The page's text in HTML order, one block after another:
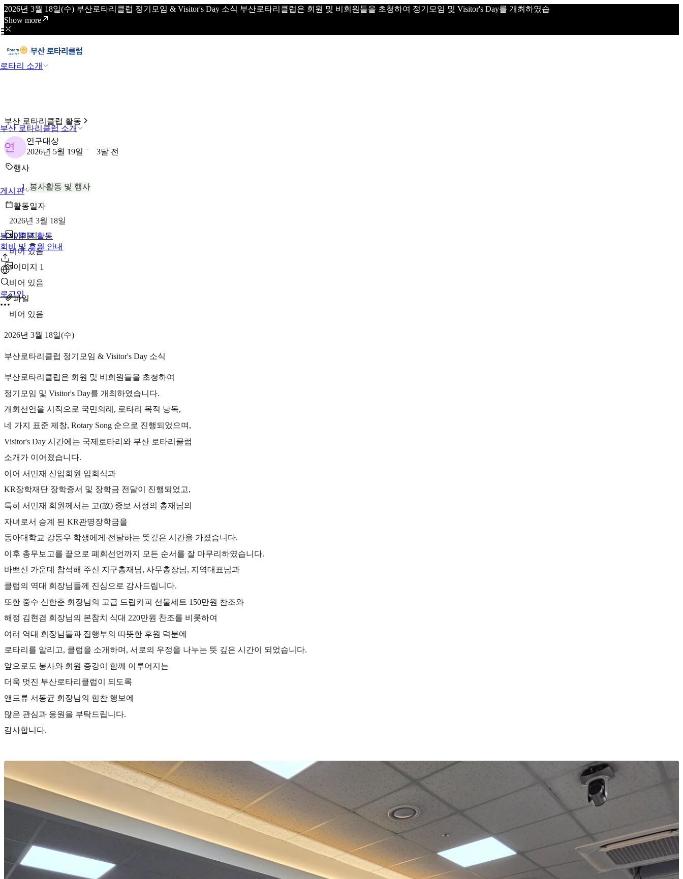
2026년 3월 18일(수) 부산로타리클럽 정기모임 & Visitor's Day 소식 부산로타리클럽은 회원 및 비회원들을 초청하여 정기모임 및 Visitor's Day를 개최하였습
Show more
로타리 소개
부산 로타리클럽 소개
게시판
봉사/후원 활동
회비 및 후원 안내
로그인
부산 로타리클럽 활동
연
연구대상
2026년 5월 19일
3달 전
행사
봉사활동 및 행사
활동일자
2026년 3월 18일
이미지
비어 있음
이미지 1
비어 있음
파일
비어 있음
2026년 3월 18일(수)
부산로타리클럽 정기모임 & Visitor's Day 소식
부산로타리클럽은 회원 및 비회원들을 초청하여
정기모임 및 Visitor's Day를 개최하였습니다.
개회선언을 시작으로 국민의례, 로타리 목적 낭독,
네 가지 표준 제창, Rotary Song 순으로 진행되었으며,
Visitor's Day 시간에는 국제로타리와 부산 로타리클럽
소개가 이어졌습니다.
이어 서민재 신입회원 입회식과
KR장학재단 장학증서 및 장학금 전달이 진행되었고,
특히 서민재 회원께서는 고(故) 중보 서정의 총재님의
자녀로서 승계 된 KR관명장학금을
동아대학교 강동우 학생에게 전달하는 뜻깊은 시간을 가졌습니다.
이후 총무보고를 끝으로 폐회선언까지 모든 순서를 잘 마무리하였습니다.
바쁘신 가운데 참석해 주신 지구총재님, 사무총장님, 지역대표님과
클럽의 역대 회장님들께 진심으로 감사드립니다.
또한 중수 신한춘 회장님의 고급 드립커피 선물세트 150만원 찬조와
해정 김현겸 회장님의 본참치 식대 220만원 찬조를 비롯하여
여러 역대 회장님들과 집행부의 따뜻한 후원 덕분에
로타리를 알리고, 클럽을 소개하며, 서로의 우정을 나누는 뜻 깊은 시간이 되었습니다.
앞으로도 봉사와 회원 증강이 함께 이루어지는
더욱 멋진 부산로타리클럽이 되도록
앤드류 서동균 회장님의 힘찬 행보에
많은 관심과 응원을 부탁드립니다.
감사합니다.